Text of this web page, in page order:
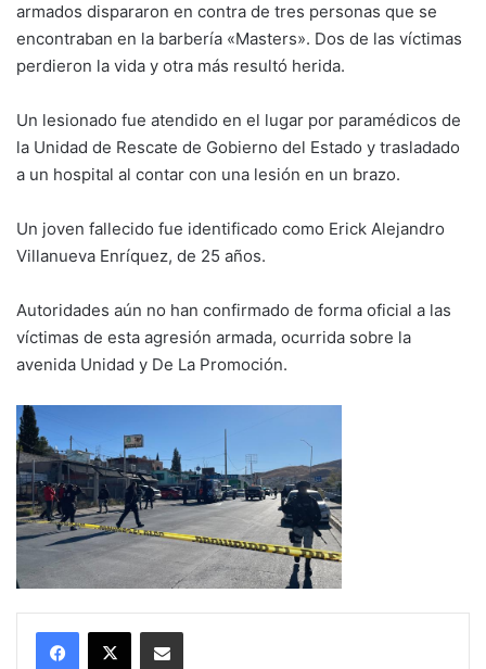
armados dispararon en contra de tres personas que se
encontraban en la barbería «Masters». Dos de las víctimas
perdieron la vida y otra más resultó herida.
Un lesionado fue atendido en el lugar por paramédicos de
la Unidad de Rescate de Gobierno del Estado y trasladado
a un hospital al contar con una lesión en un brazo.
Un joven fallecido fue identificado como Erick Alejandro
Villanueva Enríquez, de 25 años.
Autoridades aún no han confirmado de forma oficial a las
víctimas de esta agresión armada, ocurrida sobre la
avenida Unidad y De La Promoción.
Compartir por correo electrónico